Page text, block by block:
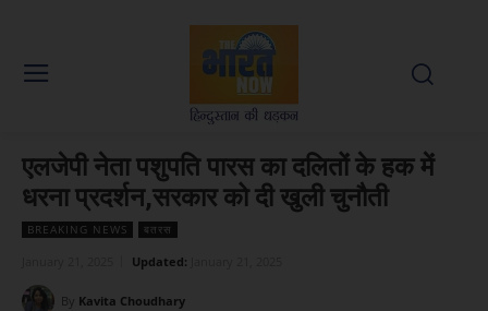
एलजेपी नेता पशुपति पारस का दलितों के हक में
धरना प्रदर्शन,सरकार को दी खुली चुनौती
BREAKING NEWS बतरस
Updated:
By Kavita Choudhary